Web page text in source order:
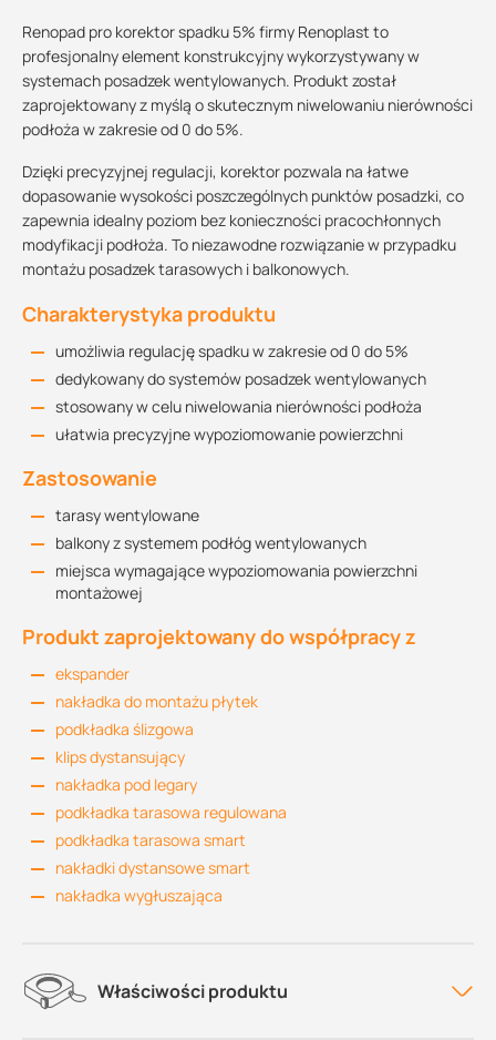
Renopad pro korektor spadku 5% firmy Renoplast to
profesjonalny element konstrukcyjny wykorzystywany w
systemach posadzek wentylowanych. Produkt został
zaprojektowany z myślą o skutecznym niwelowaniu nierówności
podłoża w zakresie od 0 do 5%.
Dzięki precyzyjnej regulacji, korektor pozwala na łatwe
dopasowanie wysokości poszczególnych punktów posadzki, co
zapewnia idealny poziom bez konieczności pracochłonnych
modyfikacji podłoża. To niezawodne rozwiązanie w przypadku
montażu posadzek tarasowych i balkonowych.
Charakterystyka produktu
umożliwia regulację spadku w zakresie od 0 do 5%
dedykowany do systemów posadzek wentylowanych
stosowany w celu niwelowania nierówności podłoża
ułatwia precyzyjne wypoziomowanie powierzchni
Zastosowanie
tarasy wentylowane
balkony z systemem podłóg wentylowanych
miejsca wymagające wypoziomowania powierzchni
montażowej
Produkt zaprojektowany do współpracy z
ekspander
nakładka do montażu płytek
podkładka ślizgowa
klips dystansujący
nakładka pod legary
podkładka tarasowa regulowana
podkładka tarasowa smart
nakładki dystansowe smart
nakładka wygłuszająca
Właściwości produktu